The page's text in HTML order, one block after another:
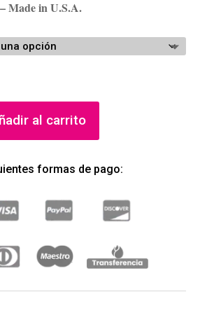
Made in U.S.A.
al carrito
formas de pago: